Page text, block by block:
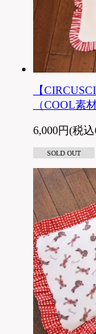
【
（COOL素材
6,000円(税
SOLD OUT